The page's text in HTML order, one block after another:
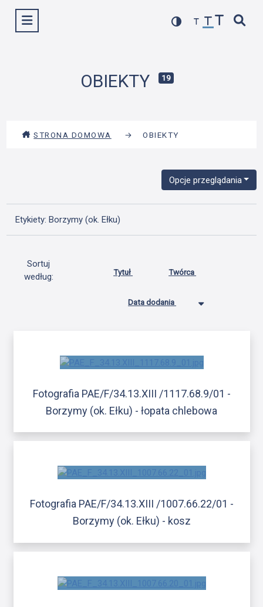
Wyświetl menu
OBIEKTY 19
STRONA DOMOWA → OBIEKTY
Opcje przeglądania
Etykiety: Borzymy (ok. Ełku)
Sortuj
według:
Tytuł Twórca
Data dodania
Fotografia PAE/F/34.13.XIII /1117.68.9/01 -
Borzymy (ok. Ełku) - łopata chlebowa
Fotografia PAE/F/34.13.XIII /1007.66.22/01 -
Borzymy (ok. Ełku) - kosz